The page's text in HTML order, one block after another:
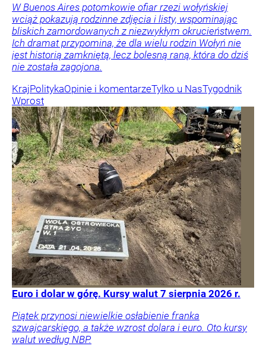
W Buenos Aires potomkowie ofiar rzezi wołyńskiej
wciąż pokazują rodzinne zdjęcia i listy, wspominając
bliskich zamordowanych z niezwykłym okrucieństwem.
Ich dramat przypomina, że dla wielu rodzin Wołyń nie
jest historią zamkniętą, lecz bolesną raną, która do dziś
nie została zagojona.
KrajPolitykaOpinie i komentarzeTylko u NasTygodnik
Wprost
Euro i dolar w górę. Kursy walut 7 sierpnia 2026 r.
Piątek przynosi niewielkie osłabienie franka
szwajcarskiego, a także wzrost dolara i euro. Oto kursy
walut według NBP.